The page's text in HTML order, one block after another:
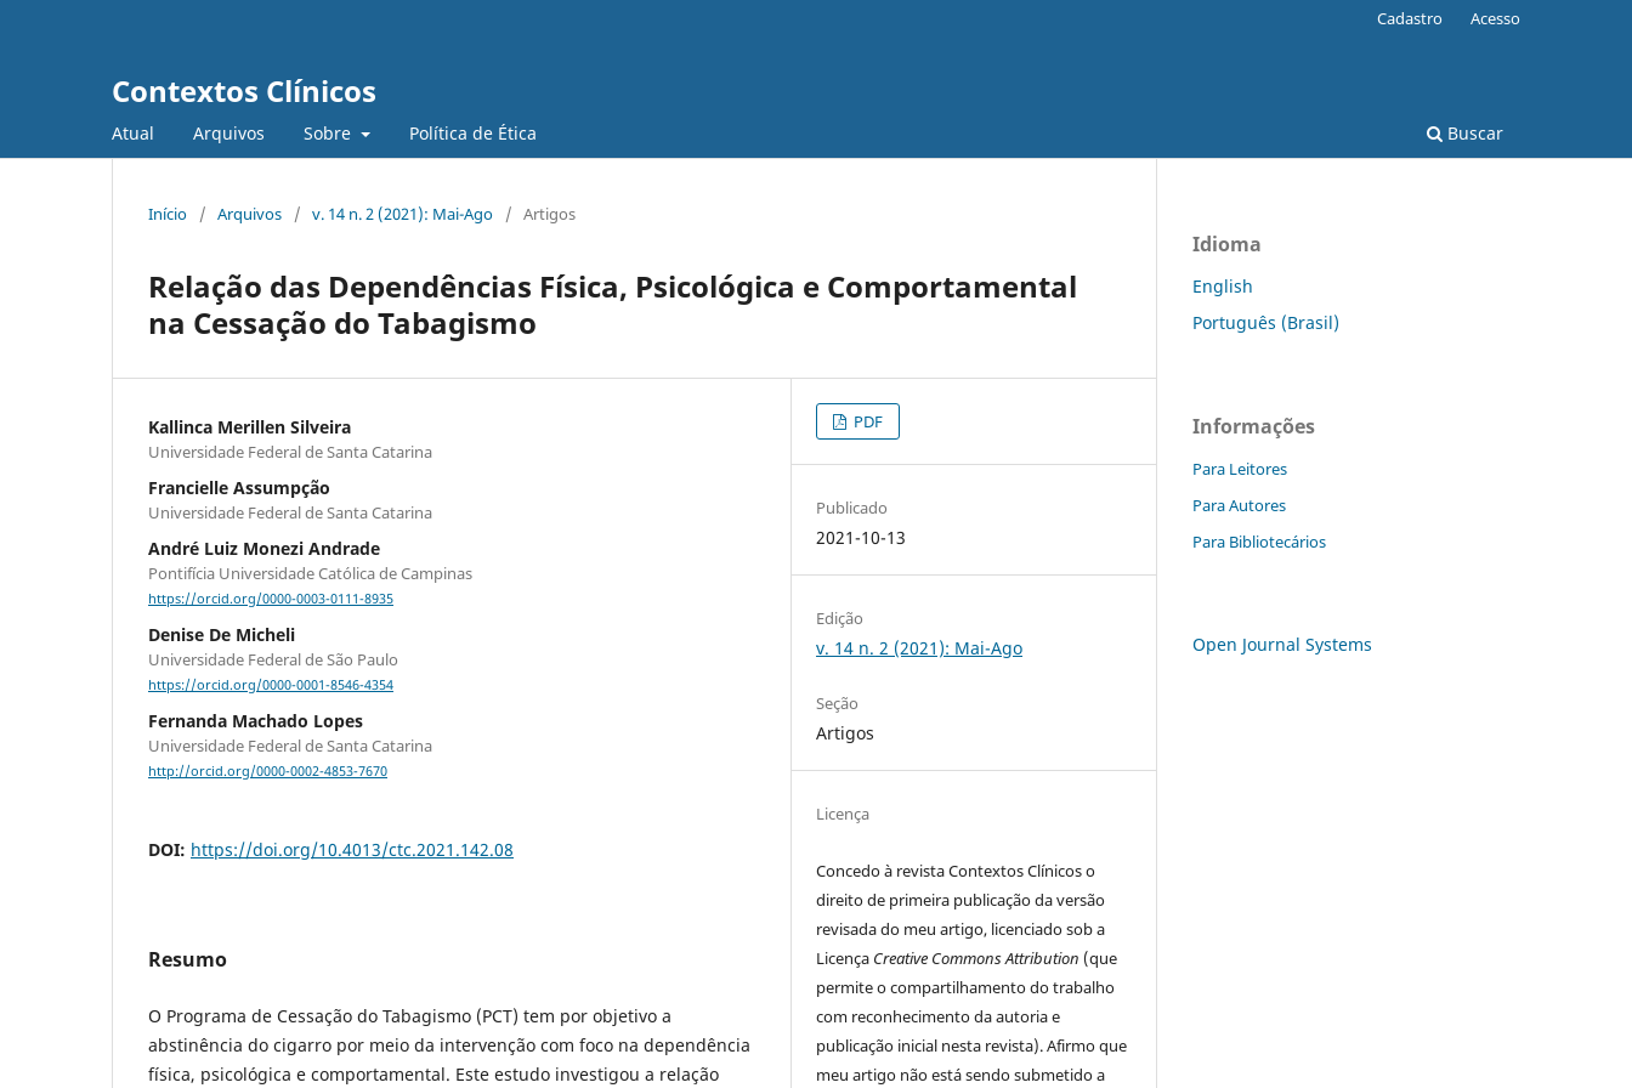
Contextos Clínicos
Atual Arquivos Sobre Política de Ética Buscar
Cadastro Acesso
Início / Arquivos / v. 14 n. 2 (2021): Mai-Ago / Artigos
Relação das Dependências Física, Psicológica e Comportamental
na Cessação do Tabagismo
Kallinca Merillen Silveira
Universidade Federal de Santa Catarina
Francielle Assumpção
Universidade Federal de Santa Catarina
André Luiz Monezi Andrade
Pontifícia Universidade Católica de Campinas
https://orcid.org/0000-0003-0111-8935
Denise De Micheli
Universidade Federal de São Paulo
https://orcid.org/0000-0001-8546-4354
Fernanda Machado Lopes
Universidade Federal de Santa Catarina
http://orcid.org/0000-0002-4853-7670
DOI: https://doi.org/10.4013/ctc.2021.142.08
Resumo
O Programa de Cessação do Tabagismo (PCT) tem por objetivo a
abstinência do cigarro por meio da intervenção com foco na dependência
física, psicológica e comportamental. Este estudo investigou a relação
PDF
Publicado
2021-10-13
Edição
v. 14 n. 2 (2021): Mai-Ago
Seção
Artigos
Licença
Concedo à revista Contextos Clínicos o
direito de primeira publicação da versão
revisada do meu artigo, licenciado sob a
Licença Creative Commons Attribution (que
permite o compartilhamento do trabalho
com reconhecimento da autoria e
publicação inicial nesta revista). Afirmo que
meu artigo não está sendo submetido a
Idioma
English
Português (Brasil)
Informações
Para Leitores
Para Autores
Para Bibliotecários
Open Journal Systems